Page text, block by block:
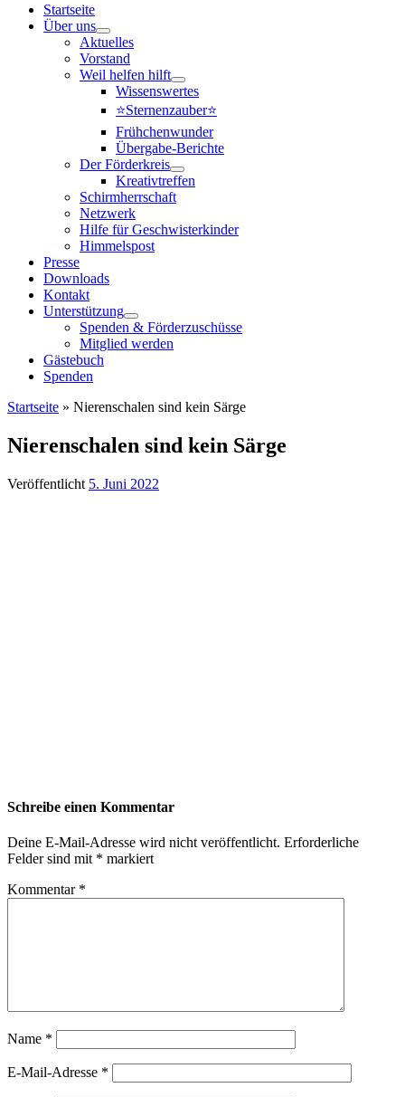
Startseite
Über uns
Aktuelles
Vorstand
Weil helfen hilft
Wissenswertes
⭐Sternenzauber⭐
Frühchenwunder
Übergabe-Berichte
Der Förderkreis
Kreativtreffen
Schirmherrschaft
Netzwerk
Hilfe für Geschwisterkinder
Himmelspost
Presse
Downloads
Kontakt
Unterstützung
Spenden & Förderzuschüsse
Mitglied werden
Gästebuch
Spenden
Startseite » Nierenschalen sind kein Särge
Nierenschalen sind kein Särge
Veröffentlicht 5. Juni 2022
Schreibe einen Kommentar
Deine E-Mail-Adresse wird nicht veröffentlicht. Erforderliche
Felder sind mit * markiert
Kommentar *
Name *
E-Mail-Adresse *